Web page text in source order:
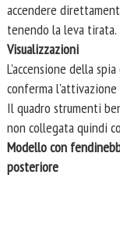
accendere
tenendo la leva tirata.
Visualizzazioni
L'accensione della
conferma
Il quadro strumenti
non collegata quindi
Modello con
posteriore